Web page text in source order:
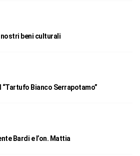
nostri beni culturali
“Tartufo Bianco Serrapotamo”
Bardi e l’on. Mattia